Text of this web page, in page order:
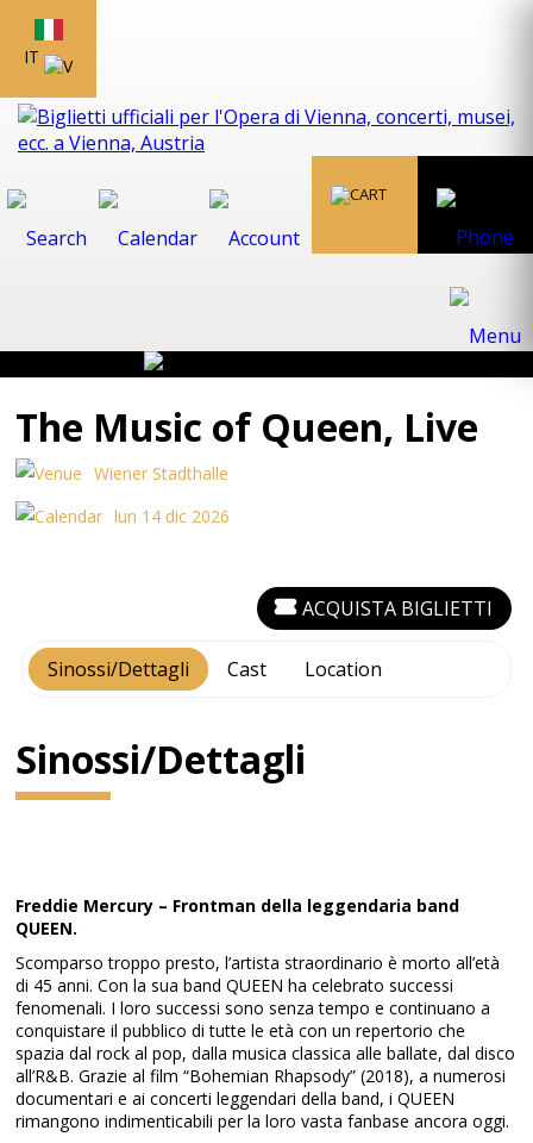
IT
The Music of Queen, Live
Wiener Stadthalle
lun 14 dic 2026
Sinossi/Dettagli Cast Location
ACQUISTA BIGLIETTI
Sinossi/Dettagli
Freddie Mercury – Frontman della leggendaria band
QUEEN.
Scomparso troppo presto, l’artista straordinario è morto all’età
di 45 anni. Con la sua band QUEEN ha celebrato successi
fenomenali. I loro successi sono senza tempo e continuano a
conquistare il pubblico di tutte le età con un repertorio che
spazia dal rock al pop, dalla musica classica alle ballate, dal disco
all’R&B. Grazie al film “Bohemian Rhapsody” (2018), a numerosi
documentari e ai concerti leggendari della band, i QUEEN
rimangono indimenticabili per la loro vasta fanbase ancora oggi.